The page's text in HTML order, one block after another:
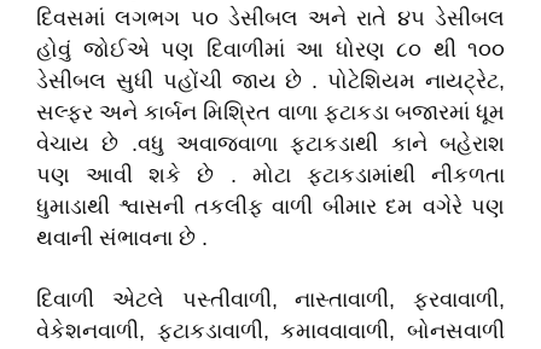
દિવસમાં લગભગ ૫૦ ડેસીબલ અને રાતે ૪૫ ડેસીબલ
હોવું જોઈએ પણ દિવાળીમાં આ ધોરણ ૮૦ થી ૧૦૦
ડેસીબલ સુધી પહોંચી જાય છે . પોટેશિયમ નાયટ્રેટ,
સલ્ફર અને કાર્બન મિશ્રિત વાળા ફટાકડા બજારમાં ધૂમ
વેચાય છે .વધુ અવાજવાળા ફટાકડાથી કાને બહેરાશ
પણ આવી શકે છે . મોટા ફટાકડામાંથી નીકળતા
ધુમાડાથી શ્વાસની તકલીફ વાળી બીમાર દમ વગેરે પણ
થવાની સંભાવના છે .
દિવાળી એટલે પસ્તીવાળી, નાસ્તાવાળી, ફરવાવાળી,
વેકેશનવાળી, ફટાકડાવાળી, કમાવવાવાળી, બોનસવાળી